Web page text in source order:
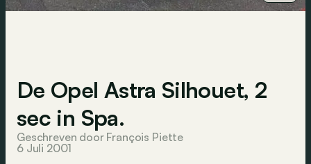
De Opel Astra Silhouet, 2
sec in Spa.
Geschreven door François Piette
6 Juli 2001